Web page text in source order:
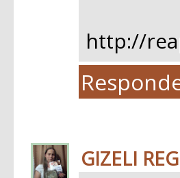
http://
GIZELI